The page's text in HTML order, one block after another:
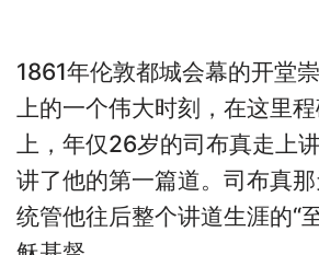
1861年伦敦都城会幕的开堂
上的一个伟大时刻，在这里
上，年仅26岁的司布真走上
讲了他的第一篇道。司布真
统管他往后整个讲道生涯的